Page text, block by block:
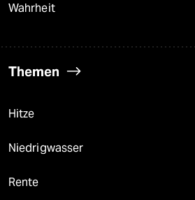
Wahrheit
Themen
Hitze
Niedrigwasser
Rente